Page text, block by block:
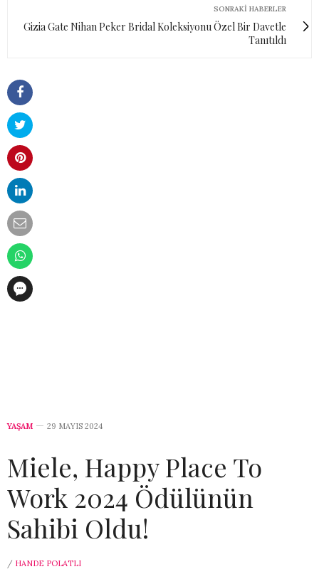
SONRAKI HABERLER
Gizia Gate Nihan Peker Bridal Koleksiyonu Özel Bir Davetle
Tanıtıldı
YAŞAM 29 MAYIS 2024
Miele, Happy Place To
Work 2024 Ödülünün
Sahibi Oldu!
/ HANDE POLATLI